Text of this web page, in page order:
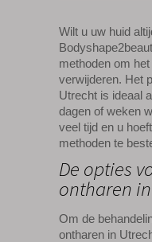
Wilt u uw huid
methoden om
verwijderen. Het
Utrecht is ideaal
dagen of weken
veel tijd en u
methoden te
De opties
ontharen
Om de
ontharen in